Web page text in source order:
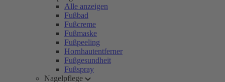
Alle anzeigen
Fußbad
Fußcreme
Fußmaske
Fußpeeling
Hornhautentferner
Fußgesundheit
Fußspray
Nagelpflege